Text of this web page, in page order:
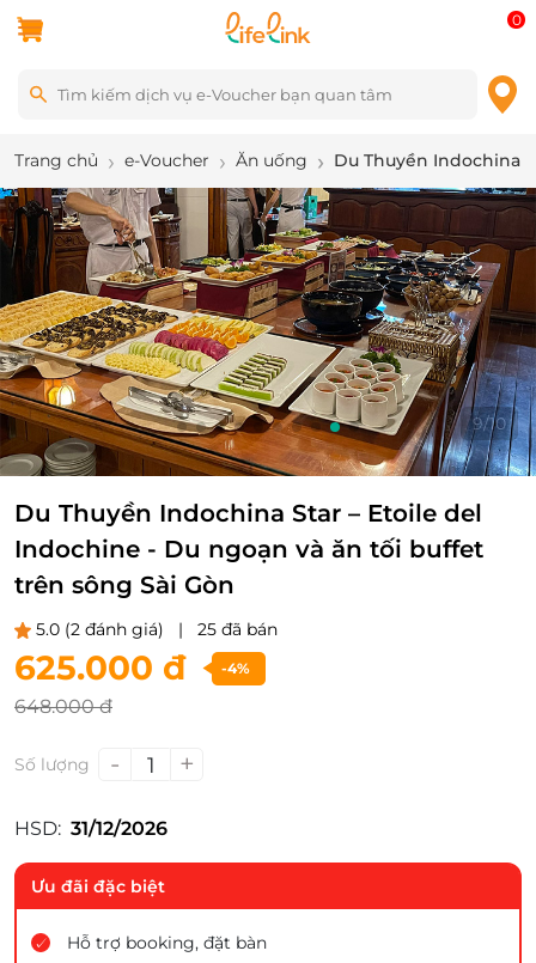
0
Trang chủ e-Voucher Ăn uống Du Thuyền Indochina
10/10
Du Thuyền Indochina Star – Etoile del
Indochine - Du ngoạn và ăn tối buffet
trên sông Sài Gòn
5.0 (2 đánh giá) | 25 đã bán
625.000 đ -4%
648.000 đ
Số lượng - 1 +
HSD: 31/12/2026
Ưu đãi đặc biệt
Hỗ trợ booking, đặt bàn